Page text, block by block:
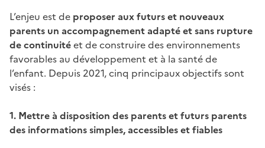
L’enjeu est de proposer aux futurs et nouveaux
parents un accompagnement adapté et sans rupture
de continuitéet de construire des environnements
favorables au développement et à la santé de
l’enfant. Depuis 2021, cinq principaux objectifs sont
visés :
1. Mettre à disposition des parents et futurs parents
des informations simples, accessibles et fiables